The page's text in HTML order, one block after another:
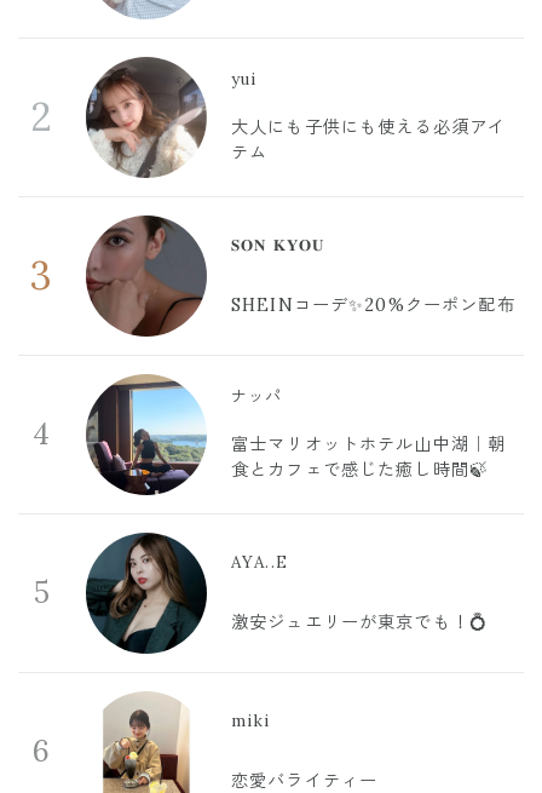
2
yui
大人にも子供にも使える必須アイ
テム
3
𝐒𝐎𝐍 𝐊𝐘𝐎𝐔
SHEINコーデ✨20%クーポン配布
4
ナッパ
富士マリオットホテル山中湖｜朝
食とカフェで感じた癒し時間🍃
5
AYA..E
激安ジュエリーが東京でも！💍
6
miki
恋愛バライティー